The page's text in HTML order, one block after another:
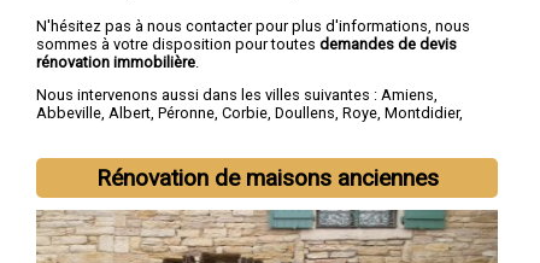
N'hésitez pas à nous contacter pour plus d'informations, nous
sommes à votre disposition pour toutes demandes de devis
rénovation immobilière
Nous intervenons aussi dans les villes suivantes : Amiens,
Abbeville, Albert, Péronne, Corbie, Doullens, Roye, Montdidier,
Rénovation de maisons anciennes